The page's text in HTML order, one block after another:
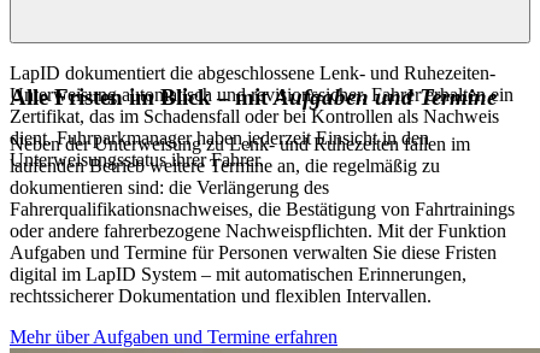
LapID dokumentiert die abgeschlossene Lenk- und Ruhezeiten-
Unterweisung automatisch und revisionssicher. Fahrer erhalten ein
Zertifikat, das im Schadensfall oder bei Kontrollen als Nachweis
dient. Fuhrparkmanager haben jederzeit Einsicht in den
Unterweisungsstatus ihrer Fahrer.
Alle Fristen im Blick – mitAufgaben und Termine
Neben der Unterweisung zu Lenk- und Ruhezeiten fallen im
laufenden Betrieb weitere Termine an, die regelmäßig zu
dokumentieren sind: die Verlängerung des
Fahrerqualifikationsnachweises, die Bestätigung von Fahrtrainings
oder andere fahrerbezogene Nachweispflichten. Mit der Funktion
Aufgaben und Termine für Personen verwalten Sie diese Fristen
digital im LapID System – mit automatischen Erinnerungen,
rechtssicherer Dokumentation und flexiblen Intervallen.
Mehr über Aufgaben und Termine erfahren